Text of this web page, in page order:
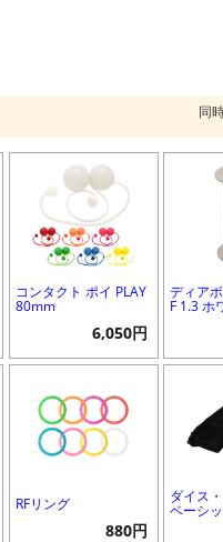
同
コンタクト ポイ PLAY
80mm
6,050円
ディア
F 1.3 ホ
RFリング
880円
ダイス
ベーシ